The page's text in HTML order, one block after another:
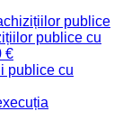
publice
publice cu
€
publice cu